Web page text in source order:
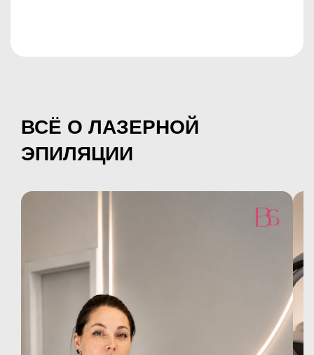
ВСЁ О ЛАЗЕРНОЙ
ЭПИЛЯЦИИ